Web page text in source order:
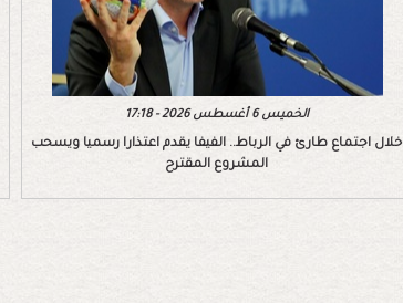
الخميس 6 أغسطس 2026 - 17:18
خلال اجتماع طارئ في الرباط.. الفيفا يقدم اعتذارا رسميا ويسحب
المشروع المقترح